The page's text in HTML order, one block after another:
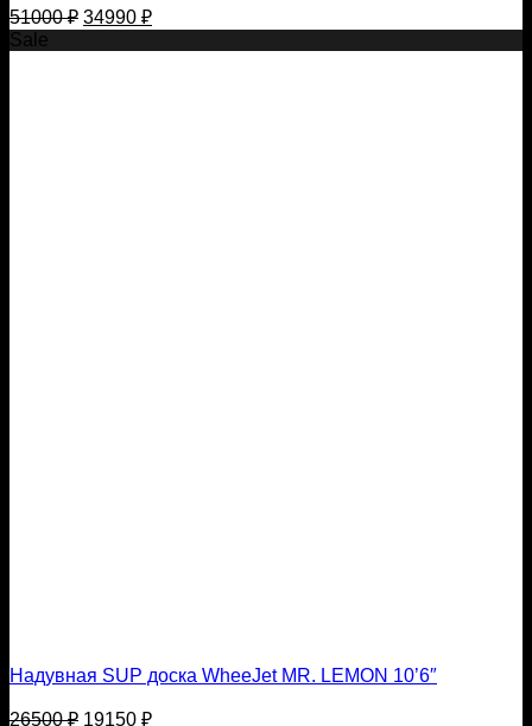
51000₽ Первоначальная
цена
составляла
34990 ₽Текущая
цена:
Sale
Надувная SUP доска WheeJet MR. LEMON 10’6″
26500₽ Первоначальная
19150 ₽Текущая